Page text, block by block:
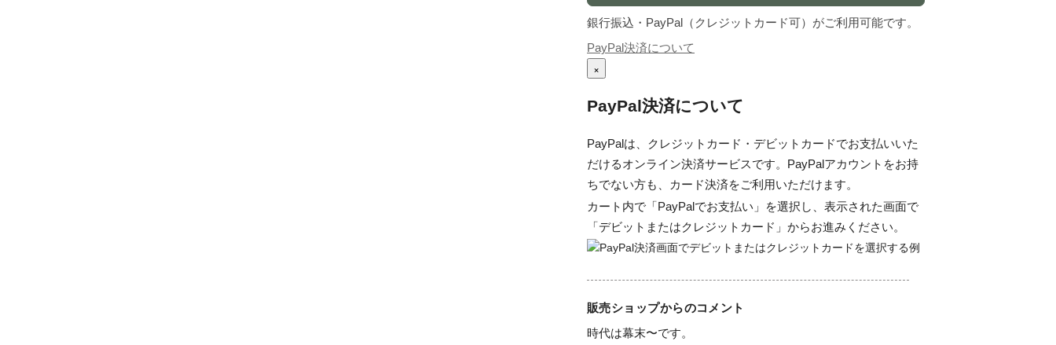
銀行振込・PayPal（クレジットカード可）がご利用可能です。
PayPal決済について
×
PayPal決済について
PayPalは、クレジットカード・デビットカードでお支払いいた
だけるオンライン決済サービスです。PayPalアカウントをお持
ちでない方も、カード決済をご利用いただけます。
カート内で「PayPalでお支払い」を選択し、表示された画面で
「デビットまたはクレジットカード」からお進みください。
販売ショップからのコメント
時代は幕末〜です。